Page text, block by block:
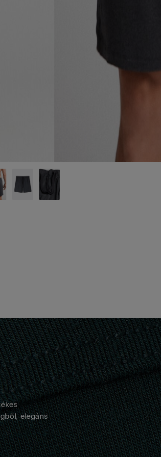
elegáns